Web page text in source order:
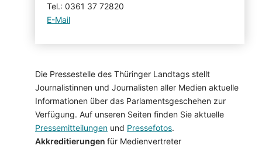
Tel.: 0361 37 72820
E-Mail
Die Pressestelle des Thüringer Landtags stellt
Journalistinnen und Journalisten aller Medien aktuelle
Informationen über das Parlamentsgeschehen zur
Verfügung. Auf unseren Seiten finden Sie aktuelle
Pressemitteilungen und Pressefotos.
Akkreditierungen für Medienvertreter